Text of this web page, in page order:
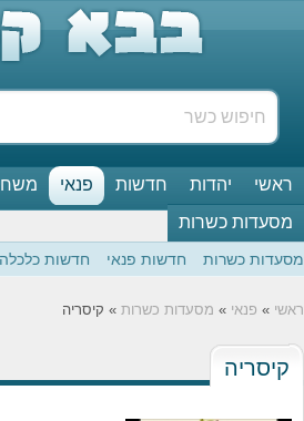
ראשי יהדות חדשות פנאי
מסעדות כשרות
מסעדות כשרות חדשות פנאי חדשות כלכלה
ראשי » פנאי » מסעדות כשרות » קיסריה
קיסריה